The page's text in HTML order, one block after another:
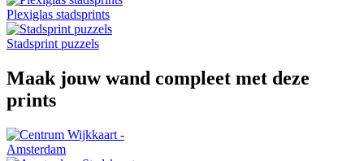
Plexiglas stadsprints
Stadsprint puzzels
Maak jouw wand compleet met deze
prints